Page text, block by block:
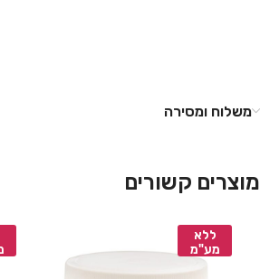
משלוח ומסירה
מוצרים קשורים
ללא
מע"מ